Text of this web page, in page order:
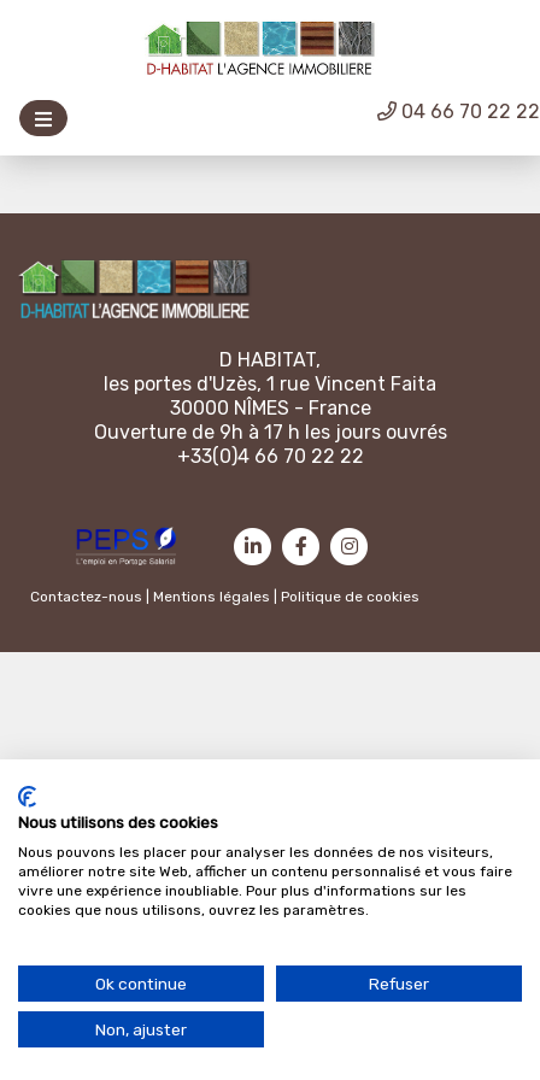
04 66 70 22 22
D HABITAT,
les portes d'Uzès, 1 rue Vincent Faita
30000 NÎMES - France
Ouverture de 9h à 17 h les jours ouvrés
+33(0)4 66 70 22 22
Contactez-nous |Mentions légales |Politique de cookies
Nous utilisons des cookies
Nous pouvons les placer pour analyser les données de nos visiteurs,
améliorer notre site Web, afficher un contenu personnalisé et vous faire
vivre une expérience inoubliable. Pour plus d'informations sur les
cookies que nous utilisons, ouvrez les paramètres.
Ok continue Refuser
Non, ajuster